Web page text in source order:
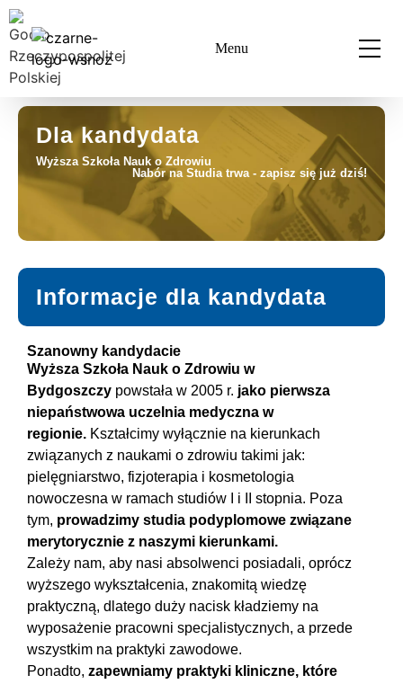
Menu
Dla kandydata
Wyższa Szkoła Nauk o Zdrowiu
Nabór na Studia trwa - zapisz się już dziś!
Informacje dla kandydata
Szanowny kandydacie
Wyższa Szkoła Nauk o Zdrowiu w
Bydgoszczy powstała w 2005 r. jako pierwsza
niepaństwowa uczelnia medyczna w
regionie. Kształcimy wyłącznie na kierunkach
związanych z naukami o zdrowiu takimi jak:
pielęgniarstwo, fizjoterapia i kosmetologia
nowoczesna w ramach studiów I i II stopnia. Poza
tym, prowadzimy studia podyplomowe związane
merytorycznie z naszymi kierunkami.
Zależy nam, aby nasi absolwenci posiadali, oprócz
wyższego wykształcenia, znakomitą wiedzę
praktyczną, dlatego duży nacisk kładziemy na
wyposażenie pracowni specjalistycznych, a przede
wszystkim na praktyki zawodowe.
Ponadto, zapewniamy praktyki kliniczne, które